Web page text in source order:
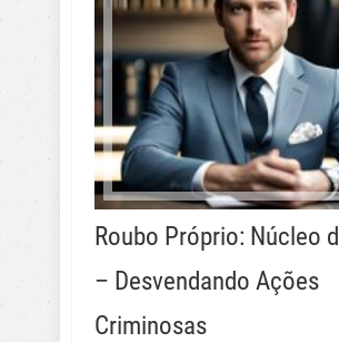
Roubo Próprio: Núcleo
– Desvendando Ações
Criminosas